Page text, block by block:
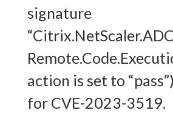
signature
action is set to
for CVE-2023-3519.